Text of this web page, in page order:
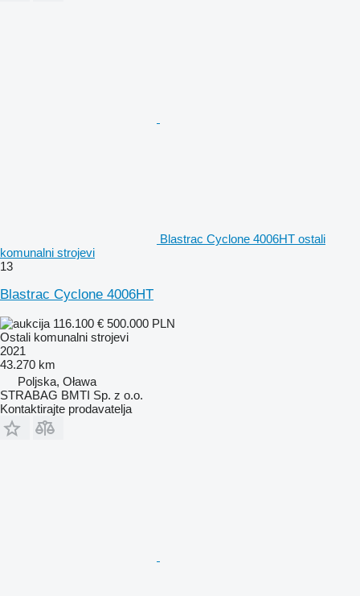
Blastrac Cyclone 4006HT ostali
komunalni strojevi
13
Blastrac Cyclone 4006HT
116.100 € 500.000 PLN
Ostali komunalni strojevi
2021
43.270 km
Poljska, Oława
STRABAG BMTI Sp. z o.o.
Kontaktirajte prodavatelja